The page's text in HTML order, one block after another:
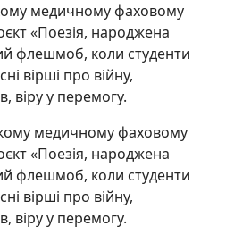
медичному фаховому
«Поезія, народжена
флешмоб, коли студенти
вірші про війну,
віру у перемогу.
медичному фаховому
«Поезія, народжена
флешмоб, коли студенти
вірші про війну,
віру у перемогу.